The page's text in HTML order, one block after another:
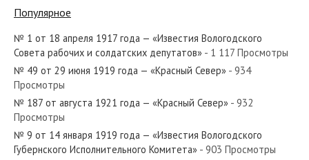
№ 24 от января 1939 года —
№ 163 от июля 1927 года —
«Красный Север»
Популярное
№ 1 от 18 апреля 1917 года — «Известия Вологодского
Совета рабочих и солдатских депутатов» - 1 117 Просмотры
№ 49 от 29 июня 1919 года — «Красный Север» - 934
Просмотры
№ 187 от августа 1921 года — «Красный Север» - 932
Просмотры
№ 9 от 14 января 1919 года — «Известия Вологодского
Губернского Исполнительного Комитета» - 903 Просмотры